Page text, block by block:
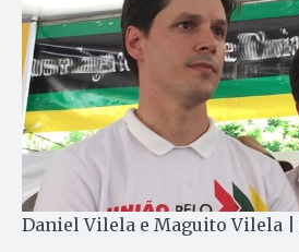
Daniel Vilela e Maguito Vilela |